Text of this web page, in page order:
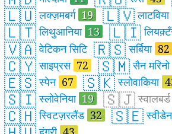
🇱🇺लक्ज़मबर्ग 19 🇱🇻लाटविया
🇱🇹लिथुआनिया 13 🇱🇮
🇻🇦वेटिकन सिटि 🇷🇸सर्बिया 82
🇨🇾साइप्रस 72 🇸🇲सैन मरिनो
🇪🇸स्पेन 67 🇸🇰स्लोवाकिया
🇸🇮स्लोवेनिया 19 🇸🇯
🇨🇭स्विटज़रलैंड 32 🇸🇪स्वीडेन